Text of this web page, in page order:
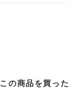
この商品を買っ